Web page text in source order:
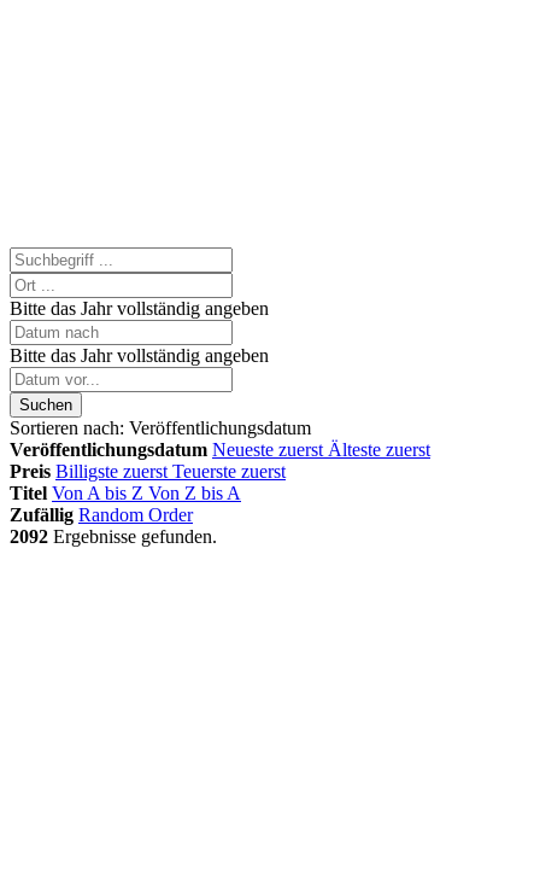
Bitte das Jahr vollständig angeben
Bitte das Jahr vollständig angeben
Suchen
Sortieren nach: Veröffentlichungsdatum
Veröffentlichungsdatum Neueste zuerst Älteste zuerst
Preis Billigste zuerst Teuerste zuerst
Titel Von A bis Z Von Z bis A
Zufällig Random Order
2092 Ergebnisse gefunden.